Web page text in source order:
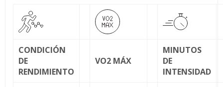
CONDICIÓN
DE
RENDIMIENTO
VO2 MÁX
MINUTOS
DE
INTENSIDAD